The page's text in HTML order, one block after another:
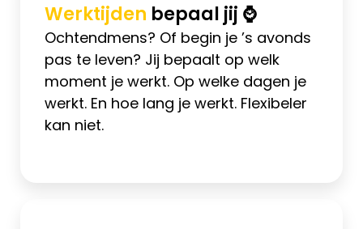
Werktijden bepaal jij ⌚
Ochtendmens? Of begin je ’s avonds
pas te leven? Jij bepaalt op welk
moment je werkt. Op welke dagen je
werkt. En hoe lang je werkt. Flexibeler
kan niet.